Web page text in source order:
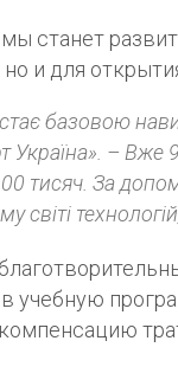
станет
и для
стає базовою
– Вже
тисяч. За
світі
учебную